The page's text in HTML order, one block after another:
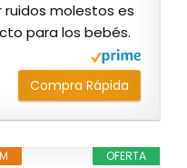
ruidos molestos es
para los bebés.
Compra Rápida
OFERTA